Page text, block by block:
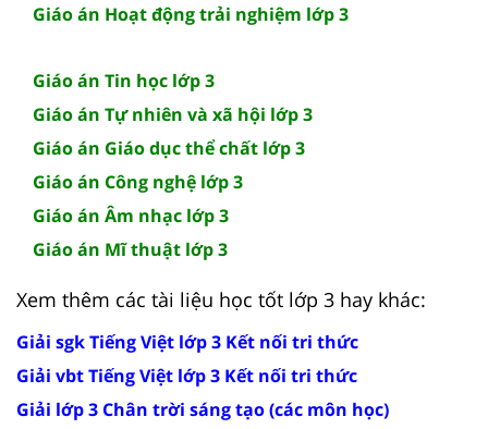
Giáo án Hoạt động trải nghiệm lớp 3
Giáo án Tin học lớp 3
Giáo án Tự nhiên và xã hội lớp 3
Giáo án Giáo dục thể chất lớp 3
Giáo án Công nghệ lớp 3
Giáo án Âm nhạc lớp 3
Giáo án Mĩ thuật lớp 3
Xem thêm các tài liệu học tốt lớp 3 hay khác:
Giải sgk Tiếng Việt lớp 3 Kết nối tri thức
Giải vbt Tiếng Việt lớp 3 Kết nối tri thức
Giải lớp 3 Chân trời sáng tạo (các môn học)